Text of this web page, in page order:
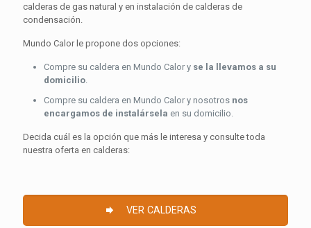
calderas de gas natural y en instalación de calderas de
condensación.
Mundo Calor le propone dos opciones:
Compre su caldera en Mundo Calor y se la llevamos a su
domicilio
Compre su caldera en Mundo Calor y nosotros nos
encargamos de instalársela en su domicilio.
Decida cuál es la opción que más le interesa y consulte toda
nuestra oferta en calderas:
VER CALDERAS